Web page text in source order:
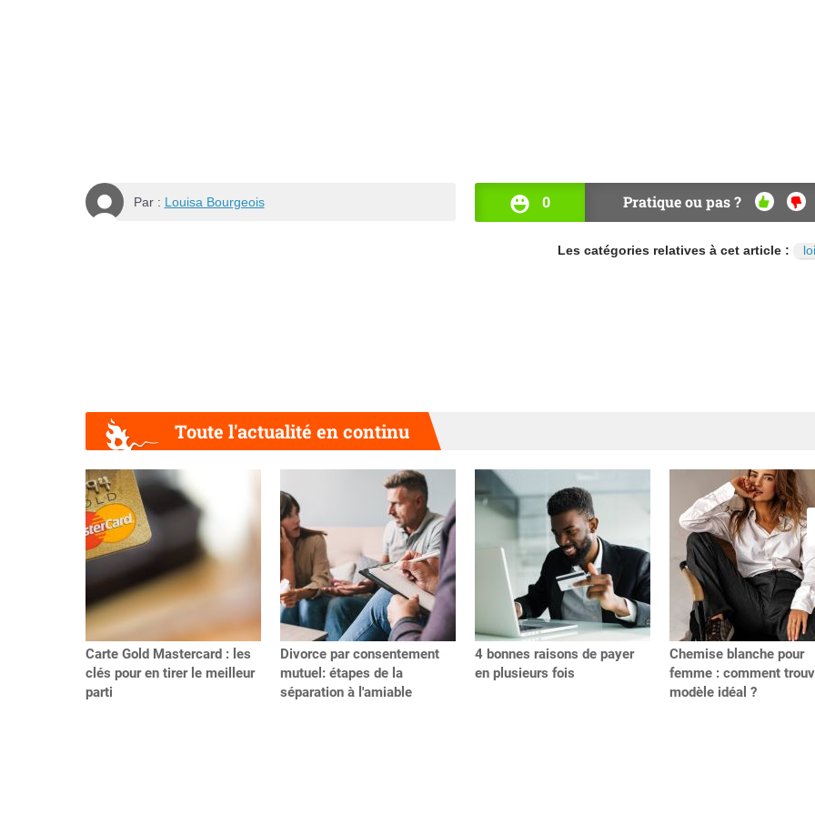
Par : Louisa Bourgeois 0 Pratique ou pas ?
OUI NON
Les catégories relatives à cet article :
Toute l'actualité en continu
Carte Gold Mastercard : les
clés pour en tirer le meilleur
parti
Divorce par consentement
mutuel: étapes de la
séparation à l'amiable
4 bonnes raisons de payer
en plusieurs fois
Chemise blanche pour
femme : comment
modèle idéal ?
Précédent